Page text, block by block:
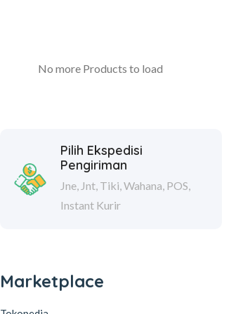
No more Products to load
Pilih Ekspedisi
Pengiriman
Jne, Jnt, Tiki, Wahana, POS,
Instant Kurir
Marketplace